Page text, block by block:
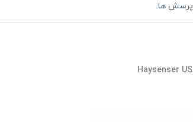
پرسش ها